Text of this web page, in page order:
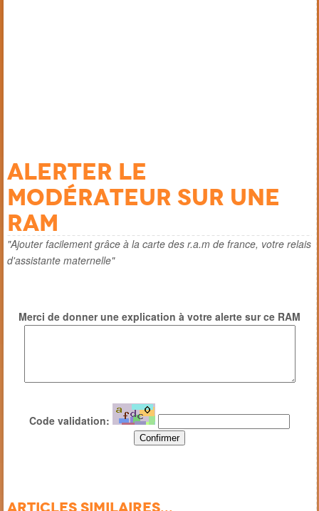
Alerter le
modérateur sur une
ram
"Ajouter facilement grâce à la carte des r.a.m de france, votre relais
d'assistante maternelle"
Merci de donner une explication à votre alerte sur ce RAM
Code validation: